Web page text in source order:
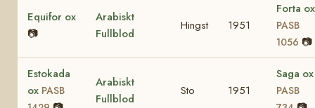
Equifor ox
📷
Arabiskt
Fullblod
Hingst 1951
Forta ox
PASB
1056 📷
Estokada
ox PASB
Arabiskt
Fullblod
Sto 1951
Saga ox
PASB